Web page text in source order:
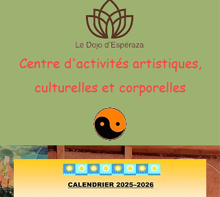
Centre d'activités artistiques,
culturelles et corporelles